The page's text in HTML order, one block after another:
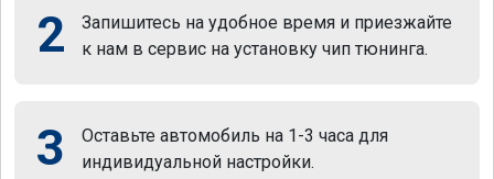
2
Запишитесь на удобное время и приезжайте
к нам в сервис на установку чип тюнинга.
3
Оставьте автомобиль на 1-3 часа для
индивидуальной настройки.